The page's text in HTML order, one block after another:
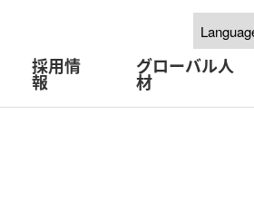
採用情
報
グローバル人
材